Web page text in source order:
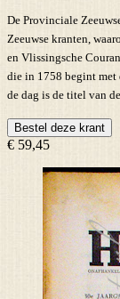
De Provinciale
Zeeuwse kranten,
en Vlissingsche
die in 1758 begint met
de dag is de titel van
Bestel deze krant
€ 59,45